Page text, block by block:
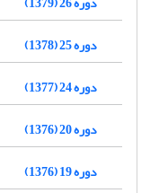
دوره 25 (1378)
دوره 24 (1377)
دوره 20 (1376)
دوره 19 (1376)